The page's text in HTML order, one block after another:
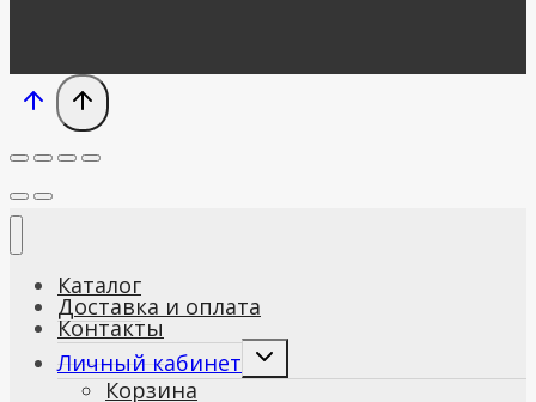
Каталог
Доставка и оплата
Контакты
Личный кабинет
Развернуть
Корзина